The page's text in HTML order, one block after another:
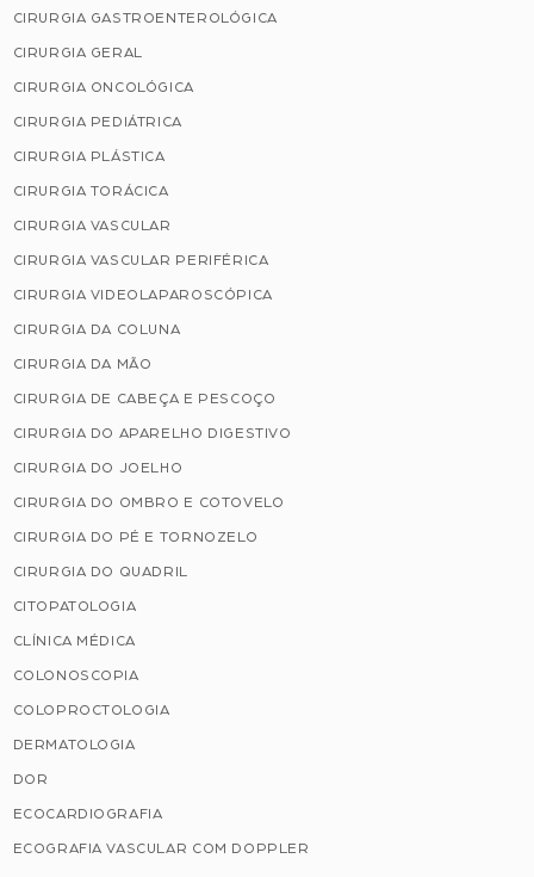
CIRURGIA GASTROENTEROLÓGICA
CIRURGIA GERAL
CIRURGIA ONCOLÓGICA
CIRURGIA PEDIÁTRICA
CIRURGIA PLÁSTICA
CIRURGIA TORÁCICA
CIRURGIA VASCULAR
CIRURGIA VASCULAR PERIFÉRICA
CIRURGIA VIDEOLAPAROSCÓPICA
CIRURGIA DA COLUNA
CIRURGIA DA MÃO
CIRURGIA DE CABEÇA E PESCOÇO
CIRURGIA DO APARELHO DIGESTIVO
CIRURGIA DO JOELHO
CIRURGIA DO OMBRO E COTOVELO
CIRURGIA DO PÉ E TORNOZELO
CIRURGIA DO QUADRIL
CITOPATOLOGIA
CLÍNICA MÉDICA
COLONOSCOPIA
COLOPROCTOLOGIA
DERMATOLOGIA
DOR
ECOCARDIOGRAFIA
ECOGRAFIA VASCULAR COM DOPPLER